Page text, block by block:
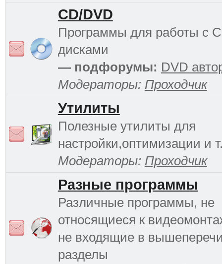
CD/DVD
Программы для работы с
дисками
— подфорумы: DVD
Модераторы: Проходчик
Утилиты
Полезные утилиты для
настройки,оптимизации и
Модераторы: Проходчик
Разные программы
Различные программы, не
относящиеся к
не входящие в
разделы